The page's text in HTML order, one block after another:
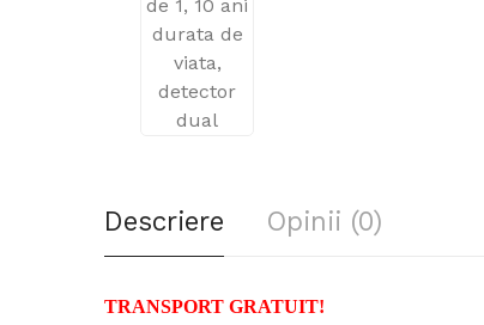
Descriere Opinii (0)
TRANSPORT GRATUIT!